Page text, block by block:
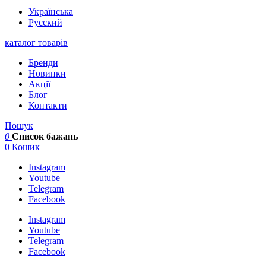
Українська
Русский
каталог товарів
Бренди
Новинки
Акції
Блог
Контакти
Пошук
0 Список бажань
0 Кошик
Instagram
Youtube
Telegram
Facebook
Instagram
Youtube
Telegram
Facebook